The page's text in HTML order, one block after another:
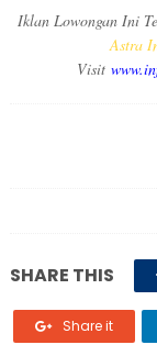
Iklan Lowongan Ini
Astra
Visit
SHARE THIS
Share it